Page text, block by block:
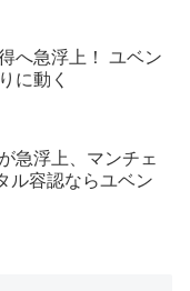
へ急浮上！ ユベン
に動く
急浮上、マンチェ
ル容認ならユベン